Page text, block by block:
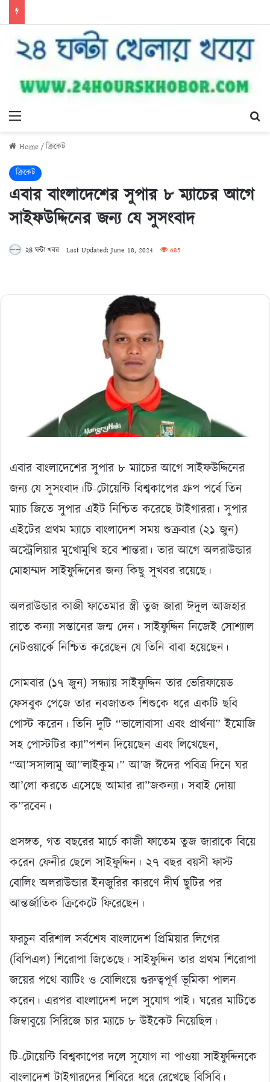
Menu
Home/ক্রিকেট
ক্রিকেট
এবার বাংলাদেশের সুপার ৮ ম্যাচের আগে
সাইফউদ্দিনের জন্য যে সুসংবাদ
২৪ ঘন্টা খবর Last Updated: June 18, 2024 685
এবার বাংলাদেশের সুপার ৮ ম্যাচের আগে সাইফউদ্দিনের
জন্য যে সুসংবাদ।টি-টোয়েন্টি বিশ্বকাপের গ্রুপ পর্বে তিন
ম্যাচ জিতে সুপার এইট নিশ্চিত করেছে টাইগাররা। সুপার
এইটের প্রথম ম্যাচে বাংলাদেশ সময় শুক্রবার (২১ জুন)
অস্ট্রেলিয়ার মুখোমুখি হবে শান্তরা। তার আগে অলরাউন্ডার
মোহাম্মদ সাইফুদ্দিনের জন্য কিছু সুখবর রয়েছে।
অলরাউন্ডার কাজী ফাতেমার স্ত্রী তুজ জারা ঈদুল আজহার
রাতে কন্যা সন্তানের জন্ম দেন। সাইফুদ্দিন নিজেই সোশ্যাল
নেটওয়ার্কে নিশ্চিত করেছেন যে তিনি বাবা হয়েছেন।
সোমবার (১৭ জুন) সন্ধ্যায় সাইফুদ্দিন তার ভেরিফায়েড
ফেসবুক পেজে তার নবজাতক শিশুকে ধরে একটি ছবি
পোস্ট করেন। তিনি দুটি “ভালোবাসা এবং প্রার্থনা” ইমোজি
সহ পোস্টটির ক্যা”পশন দিয়েছেন এবং লিখেছেন,
“আ’সসালামু আ”লাইকুম।” আ’জ ঈদের পবিত্র দিনে ঘর
আ’লো করতে এসেছে আমার রা”জকন্যা। সবাই দোয়া
ক”রবেন।
প্রসঙ্গত, গত বছরের মার্চে কাজী ফাতেম তুজ জারাকে বিয়ে
করেন ফেনীর ছেলে সাইফুদ্দিন। ২৭ বছর বয়সী ফাস্ট
বোলিং অলরাউন্ডার ইনজুরির কারণে দীর্ঘ ছুটির পর
আন্তর্জাতিক ক্রিকেটে ফিরেছেন।
ফরচুন বরিশাল সর্বশেষ বাংলাদেশ প্রিমিয়ার লিগের
(বিপিএল) শিরোপা জিতেছে। সাইফুদ্দিন তার প্রথম শিরোপা
জয়ের পথে ব্যাটিং ও বোলিংয়ে গুরুত্বপূর্ণ ভূমিকা পালন
করেন। এরপর বাংলাদেশ দলে সুযোগ পাই। ঘরের মাটিতে
জিম্বাবুয়ে সিরিজে চার ম্যাচে ৮ উইকেট নিয়েছিল।
টি-টোয়েন্টি বিশ্বকাপের দলে সুযোগ না পাওয়া সাইফুদ্দিনকে
বাংলাদেশ টাইগারদের শিবিরে ধরে রেখেছে বিসিবি।